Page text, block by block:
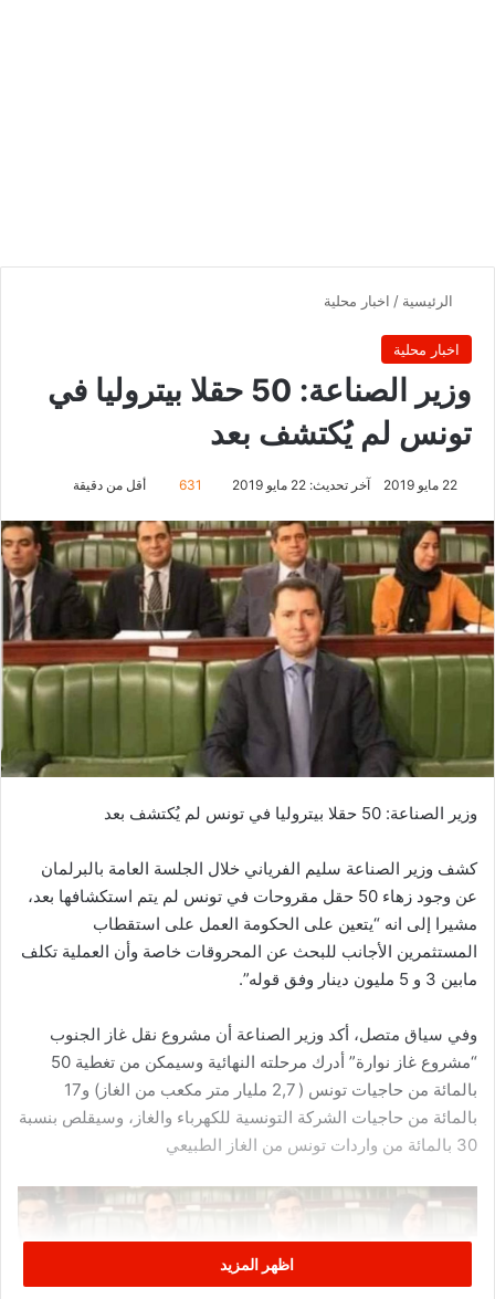
الرئيسية / اخبار محلية
اخبار محلية
وزير الصناعة: 50 حقلا بيتروليا في
تونس لم يُكتشف بعد
22 مايو 2019 آخر تحديث: 22 مايو 2019 631 أقل من دقيقة
وزير الصناعة: 50 حقلا بيتروليا في تونس لم يُكتشف بعد
كشف وزير الصناعة سليم الفرياني خلال الجلسة العامة بالبرلمان
عن وجود زهاء 50 حقل مقروحات في تونس لم يتم استكشافها بعد،
مشيرا إلى انه “يتعين على الحكومة العمل على استقطاب
المستثمرين الأجانب للبحث عن المحروقات خاصة وأن العملية تكلف
مابين 3 و 5 مليون دينار وفق قوله”.
وفي سياق متصل، أكد وزير الصناعة أن مشروع نقل غاز الجنوب
“مشروع غاز نوارة” أدرك مرحلته النهائية وسيمكن من تغطية 50
بالمائة من حاجيات تونس ( 2,7 مليار متر مكعب من الغاز) و17
بالمائة من حاجيات الشركة التونسية للكهرباء والغاز، وسيقلص بنسبة
30 بالمائة من واردات تونس من الغاز الطبيعي
اظهر المزيد